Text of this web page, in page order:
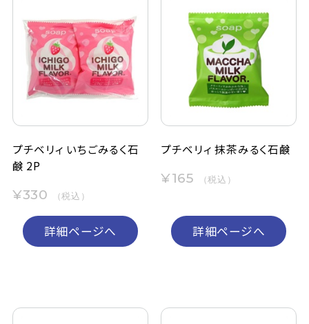
プチベリィ いちごみるく石
鹸 2P
¥330 （税込）
詳細ページへ
プチベリィ 抹茶みるく石鹸
¥165 （税込）
詳細ページへ